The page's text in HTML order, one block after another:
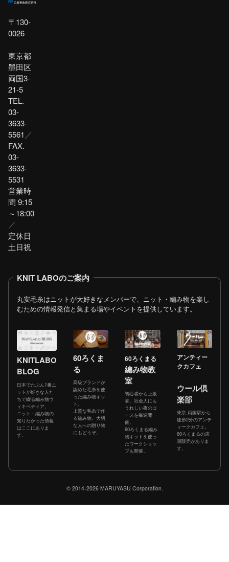
〒130-
0026
東京都
墨田区
両国3-
21-5
TEL.
03-
3633-
5561 ／
FAX.
03-
3633-
5531
営業時
間 9:15
～18:00
／
定休日
土日祝
KNIT LABOのご案内
丸安毛糸はニットが大好きなメンバーで、ニット・編み物を楽し
むための情報発信と集まる場やイベントを提供しています。
KNITLABO
BLOG
日本でたぶん1番ニ
ットが好きな人た
ちで綴る編み物ウ
ィキペディア。
ニット・編み物の
知りたかった情報
はここにありま
す。
60ろくま
る
高級ブランドが
認めた毛糸を使
った編み物キッ
ト。
上質な毛糸で作
る編み物。大切
な人への贈り物
にもどうぞ。
60ろくまる
編み物教
室
初心者から上級
者、社会人にも
うれしい夜のコ
ースを毎週開
催。
60ろくまる編み
物キットを使っ
たワークショッ
プも開催。
アンティー
クカフェ
ウール倶
楽部
東京 両国駅から
徒歩2分のアンテ
ィークカフェ。
60ろくまるの店
頭販売がありま
す。
© 2014-2026 MARUYASU Corporation.